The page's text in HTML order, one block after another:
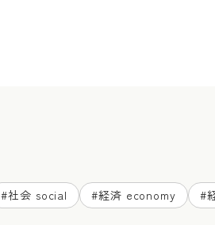
#社会 social #経済 economy #